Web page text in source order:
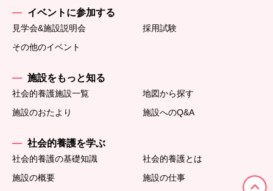
イベントに参加する
見学会&施設説明会
採用試験
その他のイベント
施設をもっと知る
社会的養護施設一覧
地図から探す
施設のおたより
施設へのQ&A
社会的養護を学ぶ
社会的養護の基礎知識
社会的養護とは
施設の概要
施設の仕事